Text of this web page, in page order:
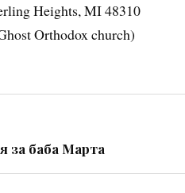
Heights, MI 48310
Orthodox church)
за баба Марта